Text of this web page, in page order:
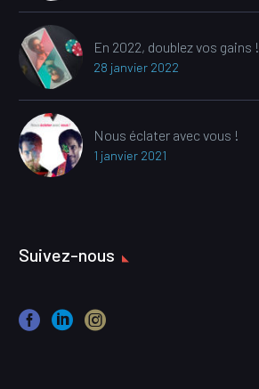
En 2022, doublez vos gains !
28 janvier 2022
Nous éclater avec vous !
1 janvier 2021
Suivez-nous